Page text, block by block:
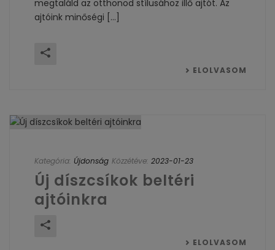
megtaláld az otthonod stílusához illő ajtót. Az
ajtóink minőségi [...]
ELOLVASOM
Kategória: Újdonság Közzétéve: 2023-01-23
Új díszcsíkok beltéri
ajtóinkra
ELOLVASOM